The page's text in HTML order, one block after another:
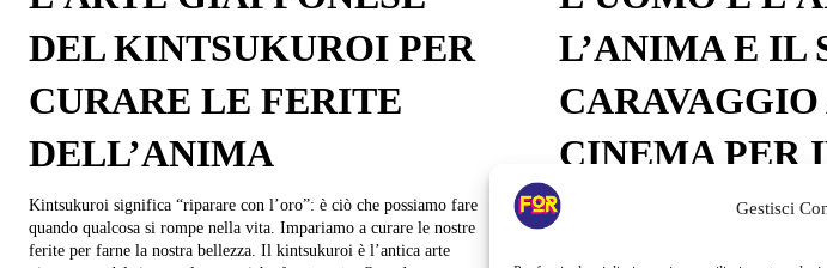
Gestisci
DEL KINTSUKUROI PER
CURARE LE FERITE
DELL’ANIMA
Kintsukuroi significa “riparare con l’oro”: è ciò che possiamo fare
quando qualcosa si rompe nella vita. Impariamo a curare le nostre
ferite per farne la nostra bellezza. Il kintsukuroi è l’antica arte
L’ANIMA E IL
CINEMA PER
DEBUTTO IN